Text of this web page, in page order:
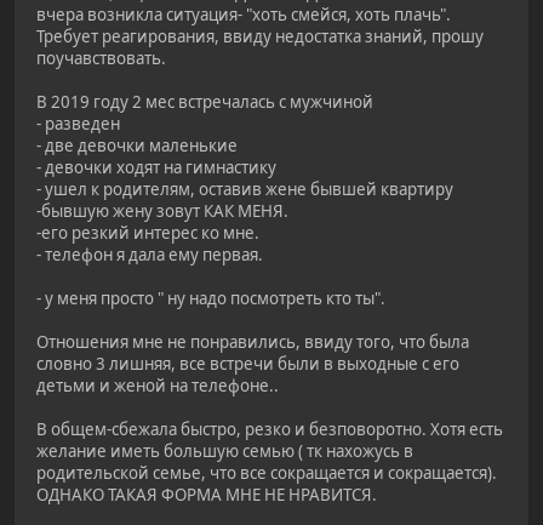
вчера возникла ситуация- "хоть смейся, хоть плачь".
Требует реагирования, ввиду недостатка знаний, прошу
поучавствовать.
В 2019 году 2 мес встречалась с мужчиной
- разведен
- две девочки маленькие
- девочки ходят на гимнастику
- ушел к родителям, оставив жене бывшей квартиру
-бывшую жену зовут КАК МЕНЯ.
-его резкий интерес ко мне.
- телефон я дала ему первая.
- у меня просто " ну надо посмотреть кто ты".
Отношения мне не понравились, ввиду того, что была
словно 3 лишняя, все встречи были в выходные с его
детьми и женой на телефоне..
В общем-сбежала быстро, резко и безповоротно. Хотя есть
желание иметь большую семью ( тк нахожусь в
родительской семье, что все сокращается и сокращается).
ОДНАКО ТАКАЯ ФОРМА МНЕ НЕ НРАВИТСЯ.